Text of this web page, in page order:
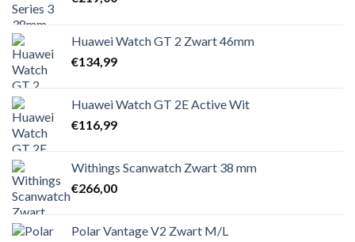
Huawei Watch GT 2 Zwart 46mm
€134,99
Huawei Watch GT 2E Active Wit
€116,99
Withings Scanwatch Zwart 38 mm
€266,00
Polar Vantage V2 Zwart M/L